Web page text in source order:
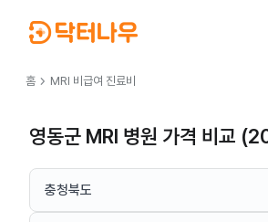
홈 chevron_right MRI 비급여 진료비
영동군 MRI 병원 가격 비교
충청북도